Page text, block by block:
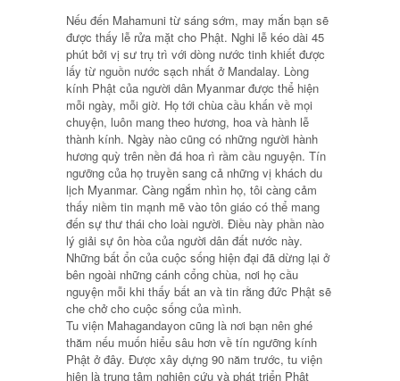
Nếu đến Mahamuni từ sáng sớm, may mắn bạn sẽ
được thấy lễ rửa mặt cho Phật. Nghi lễ kéo dài 45
phút bởi vị sư trụ trì với dòng nước tinh khiết được
lấy từ nguồn nước sạch nhất ở Mandalay. Lòng
kính Phật của người dân Myanmar được thể hiện
mỗi ngày, mỗi giờ. Họ tới chùa cầu khấn về mọi
chuyện, luôn mang theo hương, hoa và hành lễ
thành kính. Ngày nào cũng có những người hành
hương quỳ trên nền đá hoa rì rầm cầu nguyện. Tín
ngưỡng của họ truyền sang cả những vị khách du
lịch Myanmar. Càng ngắm nhìn họ, tôi càng cảm
thấy niềm tin mạnh mẽ vào tôn giáo có thể mang
đến sự thư thái cho loài người. Điều này phần nào
lý giải sự ôn hòa của người dân đất nước này.
Những bất ổn của cuộc sống hiện đại đã dừng lại ở
bên ngoài những cánh cổng chùa, nơi họ cầu
nguyện mỗi khi thấy bất an và tin rằng đức Phật sẽ
che chở cho cuộc sống của mình.
Tu viện Mahagandayon cũng là nơi bạn nên ghé
thăm nếu muốn hiểu sâu hơn về tín ngưỡng kính
Phật ở đây. Được xây dựng 90 năm trước, tu viện
hiện là trung tâm nghiên cứu và phát triển Phật